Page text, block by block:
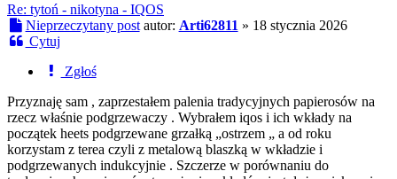
Re: tytoń - nikotyna - IQOS
Nieprzeczytany post autor: Arti62811 » 18 stycznia 2026
Cytuj
Zgłoś
Przyznaję sam , zaprzestałem palenia tradycyjnych papierosów na
rzecz właśnie podgrzewaczy . Wybrałem iqos i ich wkłady na
początek heets podgrzewane grzałką „ostrzem „ a od roku
korzystam z terea czyli z metalową blaszką w wkładzie i
podgrzewanych indukcyjnie . Szczerze w porównaniu do